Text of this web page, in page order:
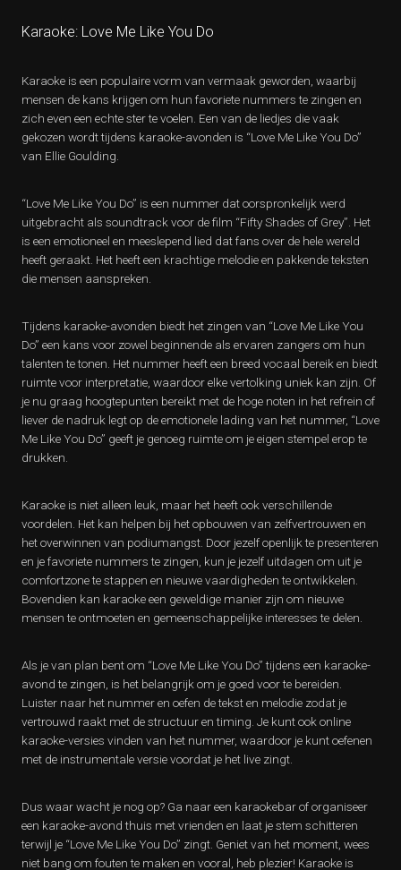
Karaoke: Love Me Like You Do
Karaoke is een populaire vorm van vermaak geworden, waarbij
mensen de kans krijgen om hun favoriete nummers te zingen en
zich even een echte ster te voelen. Een van de liedjes die vaak
gekozen wordt tijdens karaoke-avonden is “Love Me Like You Do”
van Ellie Goulding.
“Love Me Like You Do” is een nummer dat oorspronkelijk werd
uitgebracht als soundtrack voor de film “Fifty Shades of Grey”. Het
is een emotioneel en meeslepend lied dat fans over de hele wereld
heeft geraakt. Het heeft een krachtige melodie en pakkende teksten
die mensen aanspreken.
Tijdens karaoke-avonden biedt het zingen van “Love Me Like You
Do” een kans voor zowel beginnende als ervaren zangers om hun
talenten te tonen. Het nummer heeft een breed vocaal bereik en biedt
ruimte voor interpretatie, waardoor elke vertolking uniek kan zijn. Of
je nu graag hoogtepunten bereikt met de hoge noten in het refrein of
liever de nadruk legt op de emotionele lading van het nummer, “Love
Me Like You Do” geeft je genoeg ruimte om je eigen stempel erop te
drukken.
Karaoke is niet alleen leuk, maar het heeft ook verschillende
voordelen. Het kan helpen bij het opbouwen van zelfvertrouwen en
het overwinnen van podiumangst. Door jezelf openlijk te presenteren
en je favoriete nummers te zingen, kun je jezelf uitdagen om uit je
comfortzone te stappen en nieuwe vaardigheden te ontwikkelen.
Bovendien kan karaoke een geweldige manier zijn om nieuwe
mensen te ontmoeten en gemeenschappelijke interesses te delen.
Als je van plan bent om “Love Me Like You Do” tijdens een karaoke-
avond te zingen, is het belangrijk om je goed voor te bereiden.
Luister naar het nummer en oefen de tekst en melodie zodat je
vertrouwd raakt met de structuur en timing. Je kunt ook online
karaoke-versies vinden van het nummer, waardoor je kunt oefenen
met de instrumentale versie voordat je het live zingt.
Dus waar wacht je nog op? Ga naar een karaokebar of organiseer
een karaoke-avond thuis met vrienden en laat je stem schitteren
terwijl je “Love Me Like You Do” zingt. Geniet van het moment, wees
niet bang om fouten te maken en vooral, heb plezier! Karaoke is